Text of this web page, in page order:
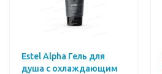
Estel Alpha Гель для
душа с охлаждающим